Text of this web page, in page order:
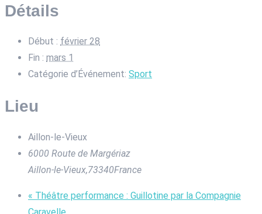
Détails
Début : février 28
Fin : mars 1
Catégorie d’Événement: Sport
Lieu
Aillon-le-Vieux
6000 Route de Margériaz
Aillon-le-Vieux,73340France
« Théâtre performance : Guillotine par la Compagnie
Caravelle